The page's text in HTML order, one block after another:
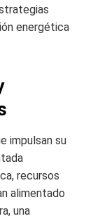
energética
impulsan su
recursos
alimentado
una